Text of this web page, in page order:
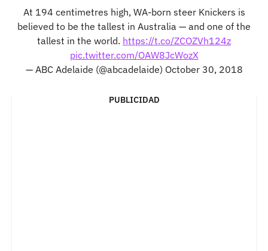
At 194 centimetres high, WA-born steer Knickers is
believed to be the tallest in Australia — and one of the
tallest in the world. https://t.co/ZCOZVh124z
pic.twitter.com/OAW8JcWozX
— ABC Adelaide (@abcadelaide) October 30, 2018
PUBLICIDAD